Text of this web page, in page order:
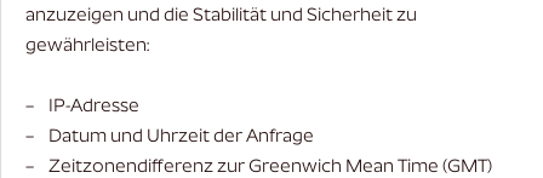
anzuzeigen und die Stabilität und Sicherheit zu
gewährleisten:
– IP-Adresse
– Datum und Uhrzeit der Anfrage
– Zeitzonendifferenz zur Greenwich Mean Time (GMT)